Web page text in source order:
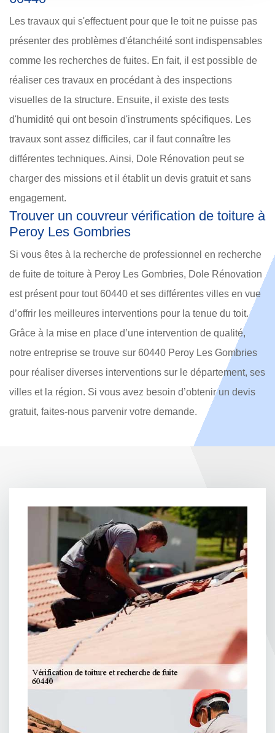
Les travaux qui s'effectuent pour que le toit ne puisse pas
présenter des problèmes d'étanchéité sont indispensables
comme les recherches de fuites. En fait, il est possible de
réaliser ces travaux en procédant à des inspections
visuelles de la structure. Ensuite, il existe des tests
d'humidité qui ont besoin d'instruments spécifiques. Les
travaux sont assez difficiles, car il faut connaître les
différentes techniques. Ainsi, Dole Rénovation peut se
charger des missions et il établit un devis gratuit et sans
engagement.
Trouver un couvreur vérification de toiture à
Peroy Les Gombries
Si vous êtes à la recherche de professionnel en recherche
de fuite de toiture à Peroy Les Gombries, Dole Rénovation
est présent pour tout 60440 et ses différentes villes en vue
d’offrir les meilleures interventions pour la tenue du toit.
Grâce à la mise en place d’une intervention de qualité,
notre entreprise se trouve sur 60440 Peroy Les Gombries
pour réaliser diverses interventions sur le département, ses
villes et la région. Si vous avez besoin d’obtenir un devis
gratuit, faites-nous parvenir votre demande.